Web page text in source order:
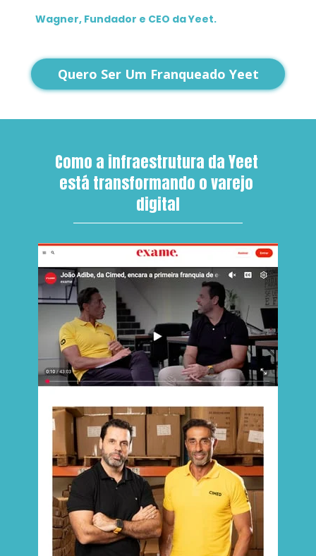
Wagner, Fundador e CEO da Yeet.
Quero Ser Um Franqueado Yeet
Como a infraestrutura da Yeet
está transformando o varejo
digital